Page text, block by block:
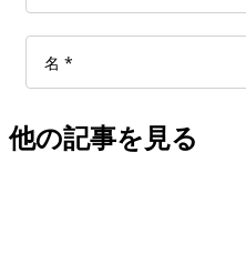
他の記事を見る